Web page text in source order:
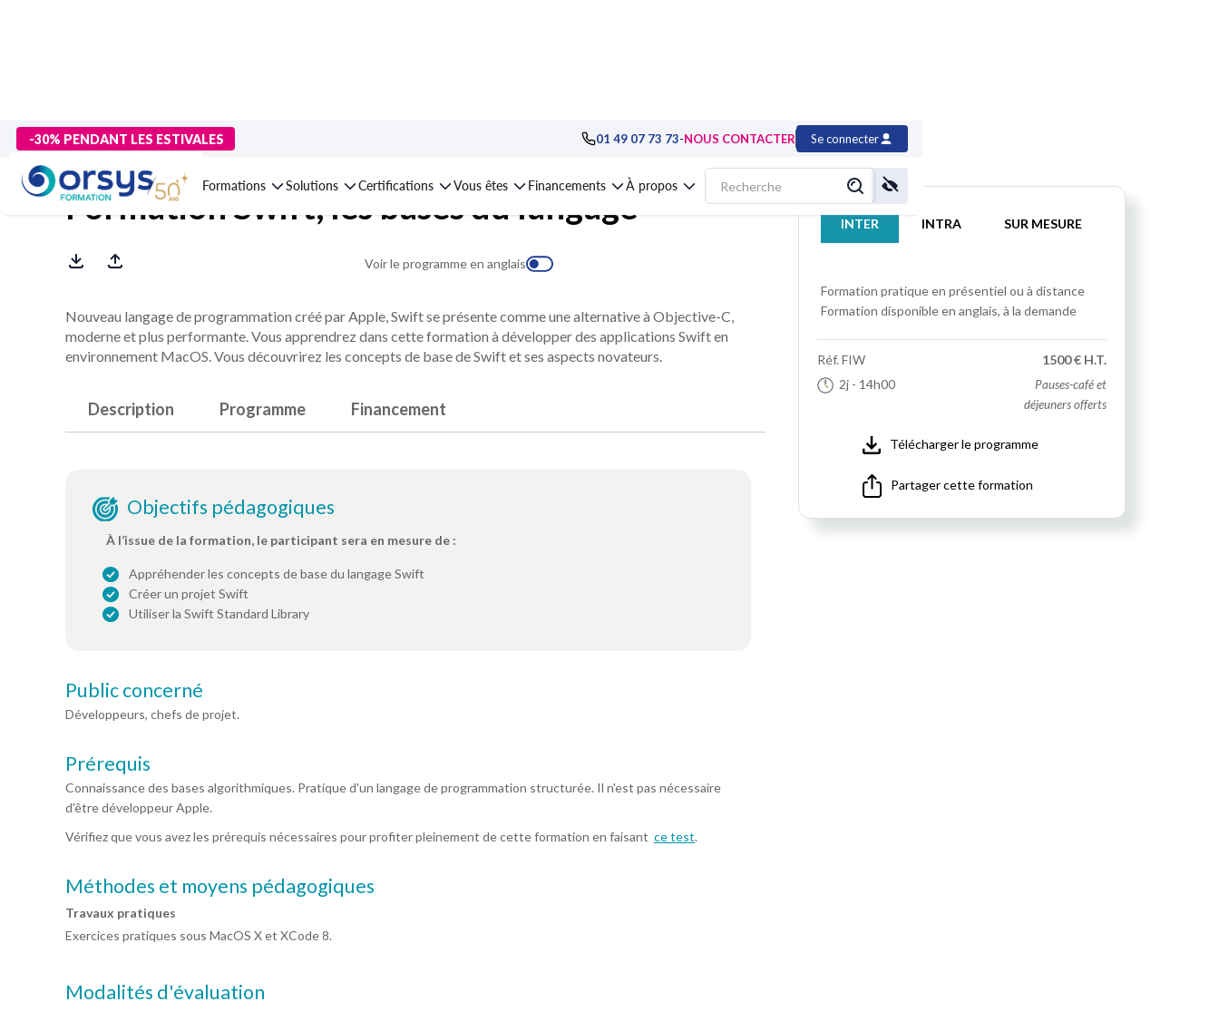
-30% PENDANT LES ESTIVALES 01 49 07 73 73-NOUS CONTACTER Se connecter
Formations Solutions Certifications Vous êtes Financements À propos
> Formations>Technologies numériques iOS, Android, multiplateformes mobiles Formation Swift, les bases du langage
Formation Swift, les bases du langage
Voir le programme en anglais
INTER INTRA SUR MESURE
Formation pratique en présentiel ou à distance
Formation disponible en anglais, à la demande
Réf. FIW
2j - 14h00
1500 € H.T.
Pauses-café et
déjeuners offerts
Télécharger le programme
Partager cette formation
Nouveau langage de programmation créé par Apple, Swift se présente comme une alternative à Objective-C,
moderne et plus performante. Vous apprendrez dans cette formation à développer des applications Swift en
environnement MacOS. Vous découvrirez les concepts de base de Swift et ses aspects novateurs.
Description Programme Financement
Objectifs pédagogiques
À l’issue de la formation, le participant sera en mesure de :
Appréhender les concepts de base du langage Swift
Créer un projet Swift
Utiliser la Swift Standard Library
Public concerné
Développeurs, chefs de projet.
Prérequis
Connaissance des bases algorithmiques. Pratique d'un langage de programmation structurée. Il n'est pas nécessaire
d'être développeur Apple.
Vérifiez que vous avez les prérequis nécessaires pour profiter pleinement de cette formation en faisant ce test.
Méthodes et moyens pédagogiques
Travaux pratiques
Exercices pratiques sous MacOS X et XCode 8.
Modalités d'évaluation